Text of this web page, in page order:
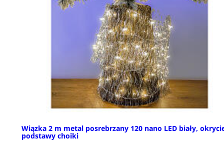
Wiązka 2 m metal posrebrzany 120 nano LED biały,
podstawy choiki